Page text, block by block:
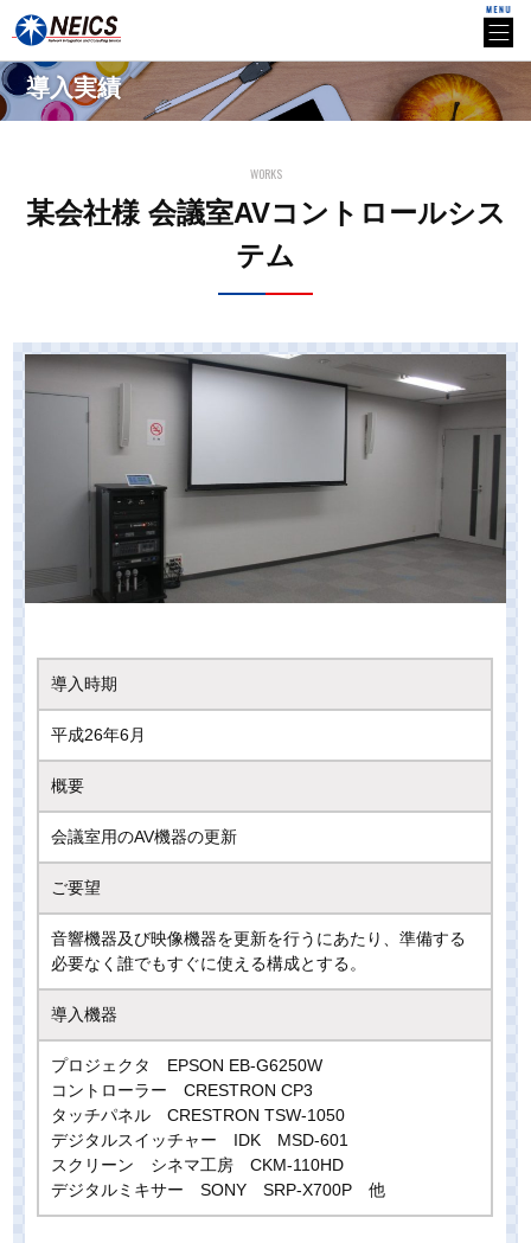
導入実績
WORKS
某会社様 会議室AVコントロールシス
テム
導入時期
平成26年6月
概要
会議室用のAV機器の更新
ご要望
音響機器及び映像機器を更新を行うにあたり、準備する
必要なく誰でもすぐに使える構成とする。
導入機器
プロジェクタ EPSON EB-G6250W
コントローラー CRESTRON CP3
タッチパネル CRESTRON TSW-1050
デジタルスイッチャー IDK MSD-601
スクリーン シネマ工房 CKM-110HD
デジタルミキサー SONY SRP-X700P 他